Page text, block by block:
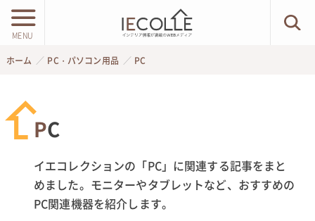
MENU
ホーム PC・パソコン用品 PC
PC
イエコレクションの「PC」に関連する記事をまと
めました。モニターやタブレットなど、おすすめの
PC関連機器を紹介します。